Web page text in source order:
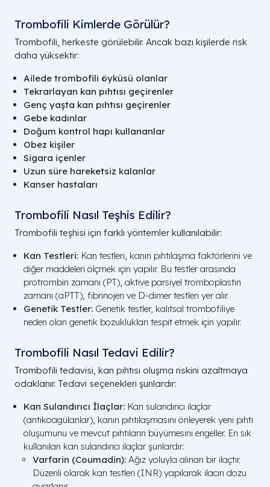
Trombofili Kimlerde Görülür?
Trombofili, herkeste görülebilir. Ancak bazı kişilerde risk
daha yüksektir:
Ailede trombofili öyküsü olanlar
Tekrarlayan kan pıhtısı geçirenler
Genç yaşta kan pıhtısı geçirenler
Gebe kadınlar
Doğum kontrol hapı kullananlar
Obez kişiler
Sigara içenler
Uzun süre hareketsiz kalanlar
Kanser hastaları
Trombofili Nasıl Teşhis Edilir?
Trombofili teşhisi için farklı yöntemler kullanılabilir:
Kan Testleri: Kan testleri, kanın pıhtılaşma faktörlerini ve
diğer maddeleri ölçmek için yapılır. Bu testler arasında
protrombin zamanı (PT), aktive parsiyel tromboplastin
zamanı (aPTT), fibrinojen ve D-dimer testleri yer alır.
Genetik Testler: Genetik testler, kalıtsal trombofiliye
neden olan genetik bozuklukları tespit etmek için yapılır.
Trombofili Nasıl Tedavi Edilir?
Trombofili tedavisi, kan pıhtısı oluşma riskini azaltmaya
odaklanır. Tedavi seçenekleri şunlardır:
Kan Sulandırıcı İlaçlar: Kan sulandırıcı ilaçlar
(antikoagülanlar), kanın pıhtılaşmasını önleyerek yeni pıhtı
oluşumunu ve mevcut pıhtıların büyümesini engeller. En sık
kullanılan kan sulandırıcı ilaçlar şunlardır:
Varfarin (Coumadin): Ağız yoluyla alınan bir ilaçtır.
Düzenli olarak kan testleri (INR) yapılarak ilacın dozu